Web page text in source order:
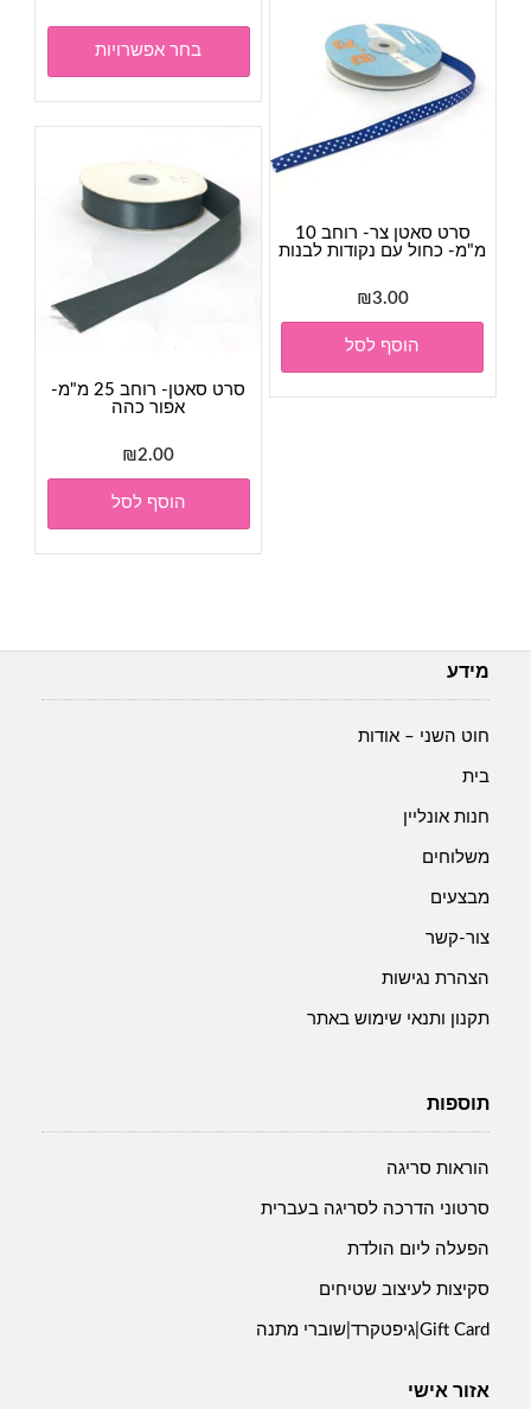
בחר אפשרויות
סרט סאטן צר- רוחב 10
מ"מ- כחול עם נקודות לבנות
₪3.00
הוסף לסל
סרט סאטן- רוחב 25 מ"מ-
אפור כהה
₪2.00
הוסף לסל
מידע
חוט השני – אודות
בית
חנות אונליין
משלוחים
מבצעים
צור-קשר
הצהרת נגישות
תקנון ותנאי שימוש באתר
תוספות
הוראות סריגה
סרטוני הדרכה לסריגה בעברית
הפעלה ליום הולדת
סקיצות לעיצוב שטיחים
Gift Card|גיפטקרד|שוברי מתנה
אזור אישי